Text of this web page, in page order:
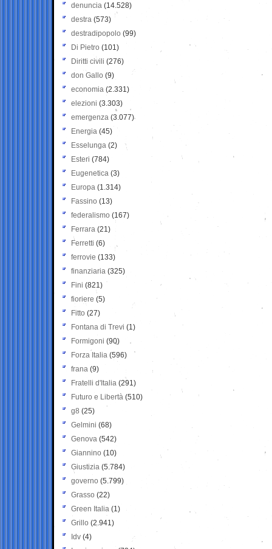
denuncia (14.528)
destra (573)
destradipopolo (99)
Di Pietro (101)
Diritti civili (276)
don Gallo (9)
economia (2.331)
elezioni (3.303)
emergenza (3.077)
Energia (45)
Esselunga (2)
Esteri (784)
Eugenetica (3)
Europa (1.314)
Fassino (13)
federalismo (167)
Ferrara (21)
Ferretti (6)
ferrovie (133)
finanziaria (325)
Fini (821)
fioriere (5)
Fitto (27)
Fontana di Trevi (1)
Formigoni (90)
Forza Italia (596)
frana (9)
Fratelli d'Italia (291)
Futuro e Libertà (510)
g8 (25)
Gelmini (68)
Genova (542)
Giannino (10)
Giustizia (5.784)
governo (5.799)
Grasso (22)
Green Italia (1)
Grillo (2.941)
Idv (4)